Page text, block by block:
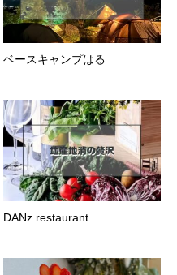
ベースキャンプはる
DANz restaurant